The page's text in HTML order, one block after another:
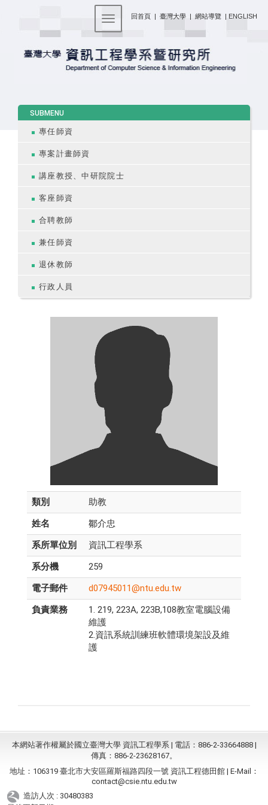
回首頁 | 臺灣大學 | 網站導覽 | ENGLISH
Toggle navigation
SUBMENU
專任師資
專案計畫師資
講座教授、中研院院士
客座師資
合聘教師
兼任師資
退休教師
行政人員
類別
助教
姓名
鄒介忠
系所單位別
資訊工程學系
系分機
259
電子郵件
d07945011@ntu.edu.tw
負責業務
1. 219, 223A, 223B,108教室電腦設備
維護
2.資訊系統訓練班軟體環境架設及維
護
本網站著作權屬於國立臺灣大學 資訊工程學系 | 電話：886-2-33664888 |
傳真：886-2-23628167。
地址：106319 臺北市大安區羅斯福路四段一號 資訊工程德田館 | E-Mail：
contact@csie.ntu.edu.tw
造訪人次 : 30480383